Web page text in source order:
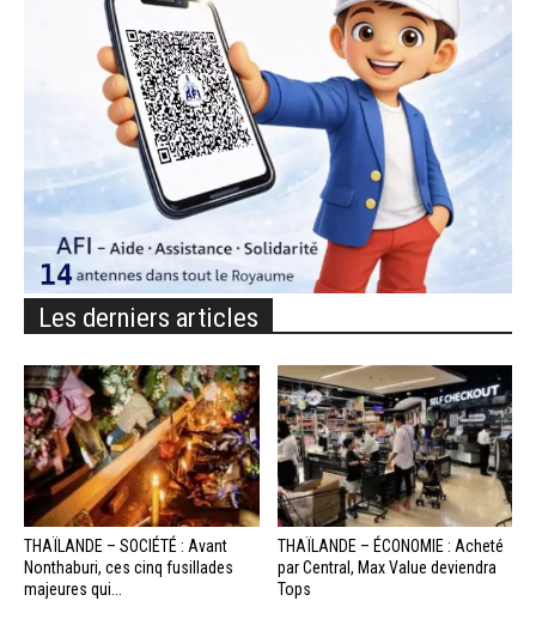
Les derniers articles
THAÏLANDE – SOCIÉTÉ : Avant
Nonthaburi, ces cinq fusillades
majeures qui...
THAÏLANDE – ÉCONOMIE : Acheté
par Central, Max Value deviendra
Tops